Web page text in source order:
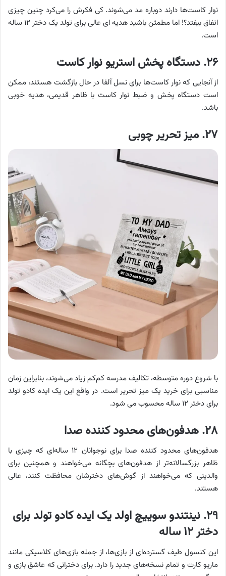
نوار کاست‌ها دارند دوباره مد می‌شوند. کی فکرش را می‌کرد چنین چیزی
اتفاق بیفتد؟! اما مطمئن باشید هدیه ای عالی برای تولد یک دختر ۱۲ ساله
است.
۲۶. دستگاه پخش استریو نوار کاست
از آنجایی که نوار کاست‌ها برای نسل آلفا در حال بازگشت هستند، ممکن
است دستگاه پخش و ضبط نوار کاست با ظاهر قدیمی، هدیه خوبی
باشد.
۲۷. میز تحریر چوبی
با شروع دوره متوسطه، تکالیف مدرسه کم‌کم زیاد می‌شوند، بنابراین زمان
مناسبی برای خرید یک میز تحریر است. در واقع این یک ایده کادو تولد
برای دختر ۱۲ ساله محسوب می شود.
۲۸. هدفون‌های محدود کننده صدا
هدفون‌های محدود کننده صدا برای نوجوانان ۱۲ ساله‌ای که چیزی با
ظاهر بزرگسالانه‌تر از هدفون‌های بچگانه می‌خواهند و همچنین برای
والدینی که می‌خواهند از گوش‌های دخترشان محافظت کنند، عالی
هستند.
۲۹. نینتندو سوییچ اولد یک ایده کادو تولد برای
دختر ۱۲ ساله
این کنسول طیف گسترده‌ای از بازی‌ها، از جمله بازی‌های کلاسیکی مانند
ماریو کارت و تمام نسخه‌های جدید را دارد. برای دخترانی که عاشق بازی و